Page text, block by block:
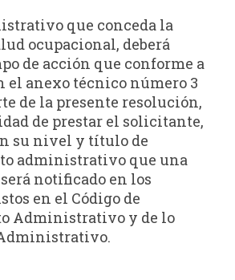
que conceda la
ocupacional, deberá
de acción que conforme a
el anexo técnico número 3
de la presente resolución,
de prestar el solicitante,
su nivel y título de
administrativo que una
notificado en los
en el Código de
Administrativo y de lo